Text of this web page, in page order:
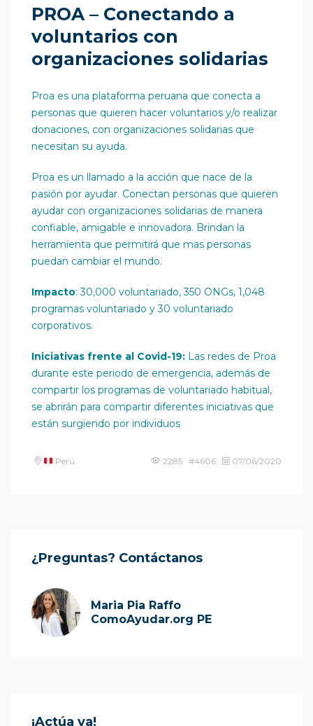
PROA – Conectando a
voluntarios con
organizaciones solidarias
Proa es una plataforma peruana que conecta a
personas que quieren hacer voluntarios y/o realizar
donaciones, con organizaciones solidarias que
necesitan su ayuda.
Proa es un llamado a la acción que nace de la
pasión por ayudar. Conectan personas que quieren
ayudar con organizaciones solidarias de manera
confiable, amigable e innovadora. Brindan la
herramienta que permitirá que mas personas
puedan cambiar el mundo.
Impacto: 30,000 voluntariado, 350 ONGs, 1,048
programas voluntariado y 30 voluntariado
corporativos.
Iniciativas frente al Covid-19: Las redes de Proa
durante este periodo de emergencia, además de
compartir los programas de voluntariado habitual,
se abrirán para compartir diferentes iniciativas que
están surgiendo por individuos
Perú 2285 #4606 07/06/2020
¿Preguntas? Contáctanos
Maria Pia Raffo
ComoAyudar.org PE
¡Actúa ya!